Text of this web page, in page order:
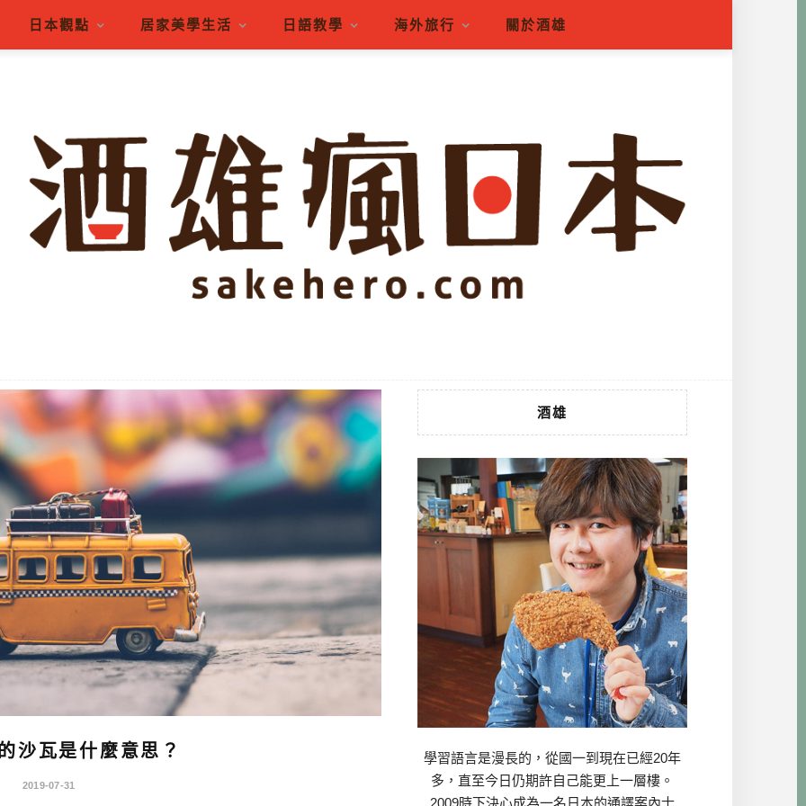
日本觀點 居家美學生活 日語教學 海外旅行 關於酒雄
沙瓦是什麼意思？
2019-07-31
酒雄
學習語言是漫長的，從國一到現在已經20年
多，直至今日仍期許自己能更上一層樓。
2009時下決心成為一名日本的通譯案內士